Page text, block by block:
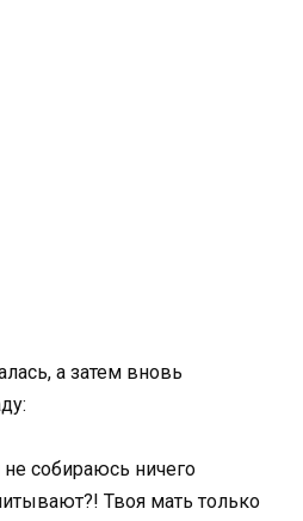
а затем вновь
собираюсь ничего
Твоя мать только